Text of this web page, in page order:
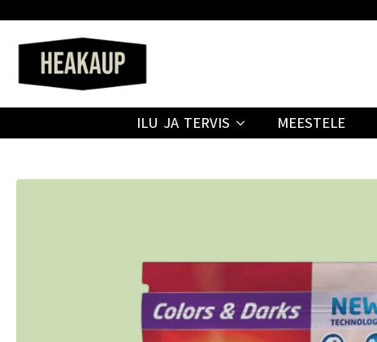
ILU JA TERVIS MEESTELE